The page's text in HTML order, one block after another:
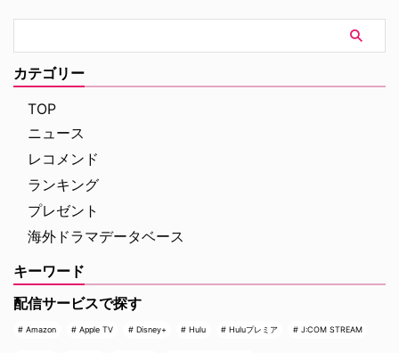
カテゴリー
TOP
ニュース
レコメンド
ランキング
プレゼント
海外ドラマデータベース
キーワード
配信サービスで探す
Amazon Apple TV Disney+ Hulu Huluプレミア J:COM STREAM